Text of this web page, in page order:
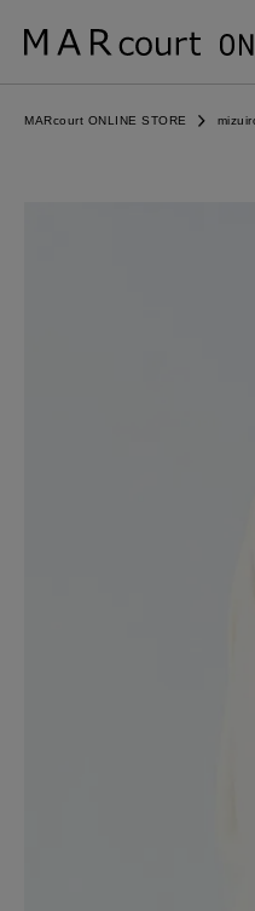
MARcourt ONLINE STORE